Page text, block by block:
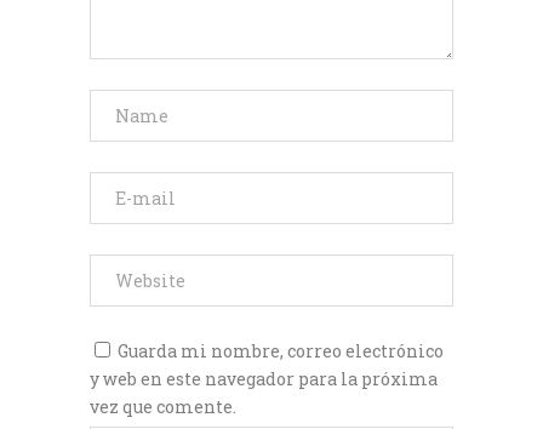
Guarda mi nombre, correo electrónico
y web en este navegador para la próxima
vez que comente.